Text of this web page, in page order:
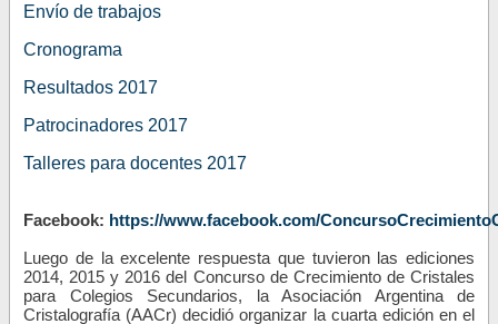
Envío de trabajos
Cronograma
Resultados 2017
Patrocinadores 2017
Talleres para docentes 2017
Facebook: https://www.facebook.com/
Luego de la excelente respuesta que tuvieron las ediciones
2014, 2015 y 2016 del Concurso de Crecimiento de Cristales
para Colegios Secundarios, la Asociación Argentina de
Cristalografía (AACr) decidió organizar la cuarta edición en el